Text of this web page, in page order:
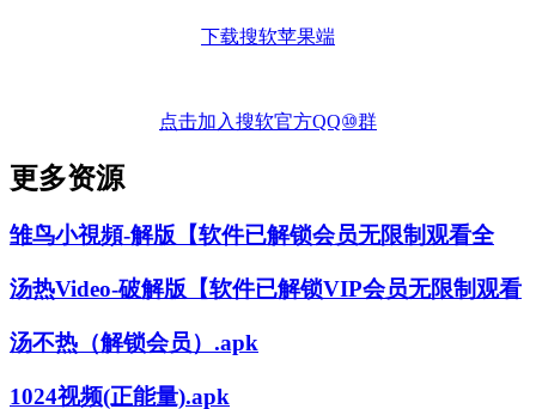
下载搜软苹果端
点击加入搜软官方QQ⑩群
更多资源
雏鸟小視頻-解版【软件已解锁会员无限制观看全
汤热Video-破解版【软件已解锁VIP会员无限制观看
汤不热（解锁会员）.apk
1024视频(正能量).apk